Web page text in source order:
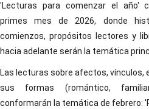
'Lecturas para comenzar el año'
primes mes de 2026, donde
comienzos, propósitos lectores y
hacia adelante serán la temática
Las lecturas sobre afectos, vínculos,
sus formas (romántico,
conformarán la temática de febrero: